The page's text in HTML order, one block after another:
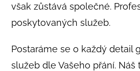
však zůstává společné.
poskytovaných služeb.
Postaráme se o každý detail
služeb dle Vašeho přání. Náš